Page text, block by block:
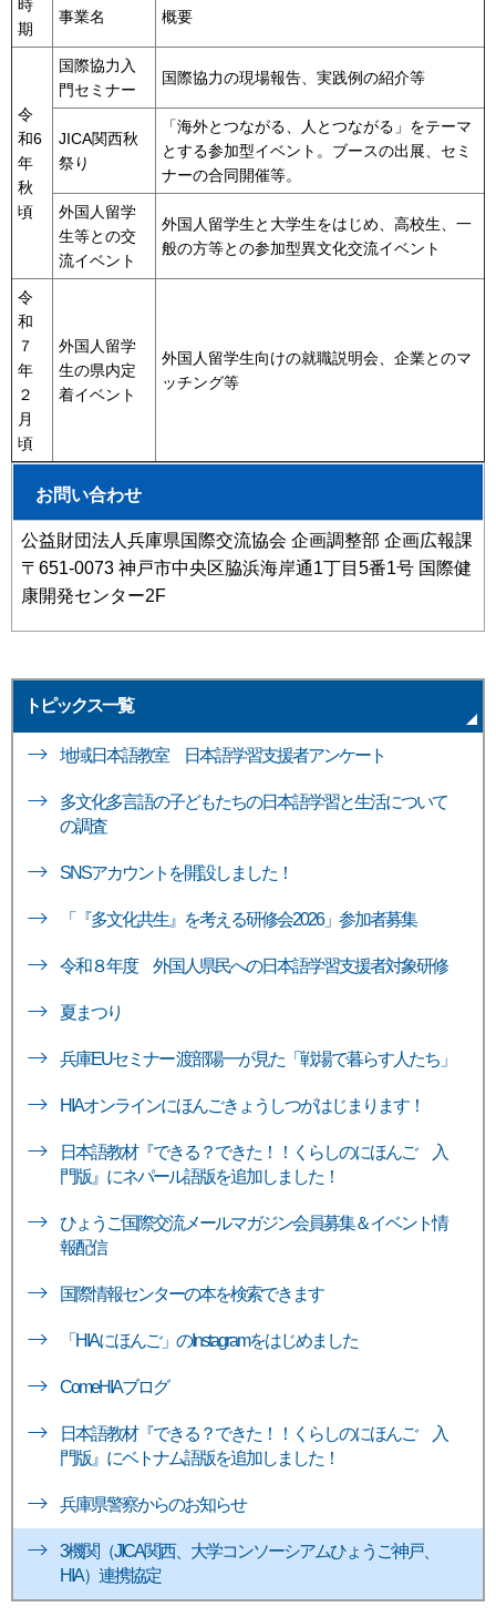
時
期
事業名 概要
令
和6
年
秋
頃
国際協力入
門セミナー
国際協力の現場報告、実践例の紹介等
JICA関西秋
祭り
「海外とつながる、人とつながる」をテーマ
とする参加型イベント。ブースの出展、セミ
ナーの合同開催等。
外国人留学
生等との交
流イベント
外国人留学生と大学生をはじめ、高校生、一
般の方等との参加型異文化交流イベント
令
和
７
年
２
月
頃
外国人留学
生の県内定
着イベント
外国人留学生向けの就職説明会、企業とのマ
ッチング等
お問い合わせ
公益財団法人兵庫県国際交流協会 企画調整部 企画広報課
〒651-0073 神戸市中央区脇浜海岸通1丁目5番1号 国際健
康開発センター2F
トピックス一覧
地域日本語教室 日本語学習支援者アンケート
多文化多言語の子どもたちの日本語学習と生活について
の調査
SNSアカウントを開設しました！
「『多文化共生』を考える研修会2026」参加者募集
令和８年度 外国人県民への日本語学習支援者対象研修
夏まつり
兵庫EUセミナー 渡部陽一が見た「戦場で暮らす人たち」
HIAオンラインにほんごきょうしつがはじまります！
日本語教材『できる？できた！！くらしのにほんご 入
門版』にネパール語版を追加しました！
ひょうご国際交流メールマガジン会員募集＆イベント情
報配信
国際情報センターの本を検索できます
「HIAにほんご」のInstagramをはじめました
ComeHIAブログ
日本語教材『できる？できた！！くらしのにほんご 入
門版』にベトナム語版を追加しました！
兵庫県警察からのお知らせ
3機関（JICA関西、大学コンソーシアムひょうご神戸、
HIA）連携協定